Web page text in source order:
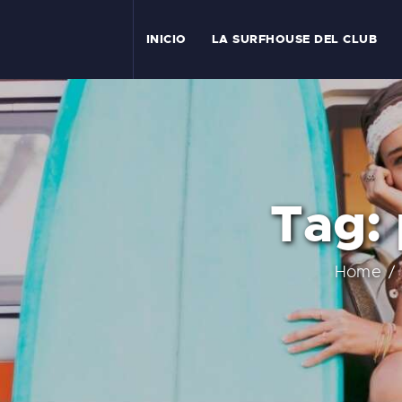
INICIO LA SURFHOUSE DEL CLUB
Tag:
Home